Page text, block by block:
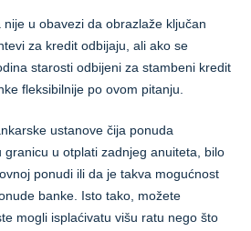
u obavezi da obrazlaže ključan
za kredit odbijaju, ali ako se
starosti odbijeni za stambeni kredit
fleksibilnije po ovom pitanju.
ustanove čija ponuda
granicu u otplati zadnjeg anuiteta, bilo
ponudi ili da je takva mogućnost
banke. Isto tako, možete
mogli isplaćivatu višu ratu nego što